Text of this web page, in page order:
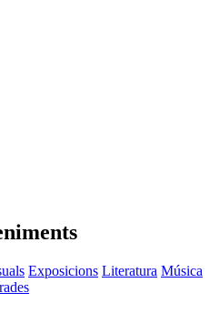
Exposicions Literatura Música